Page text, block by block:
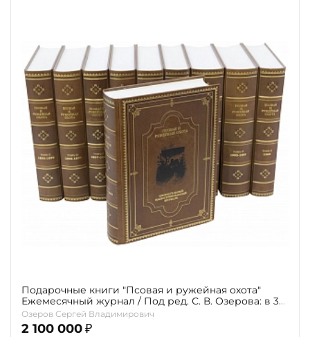
Кому
Повод
Религия
Теги
Переплёт
Наличие
Подарочные книги "Псовая и ружейная охота"
Ежемесячный журнал / Под ред. С. В. Озерова: в 35
т. — Репринтное издание 1897–1906 гг.
Озеров Сергей Владимирович
2 100 000 ₽